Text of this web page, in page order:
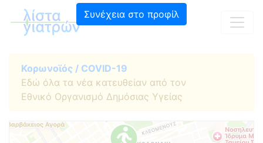
Συνέχεια στο προφίλ
Κορωνοϊός / COVID-19
Εδώ όλα τα νέα κατευθείαν από τον
Εθνικό Οργανισμό Δημόσιας Υγείας